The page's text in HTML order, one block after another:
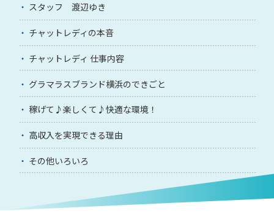
スタッフ 渡辺ゆき
チャットレディの本音
チャットレディ 仕事内容
グラマラスブランド横浜のできごと
稼げて♪楽しくて♪快適な環境！
高収入を実現できる理由
その他いろいろ